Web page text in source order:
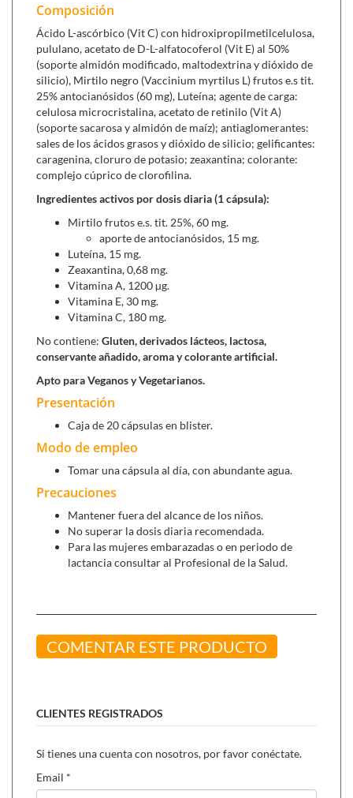
reducción de los dañinos radicales libres. Es un
componente principal del pigmento macular en la
retina.
Vitamina A, es una vitamina liposoluble que activa las
defensas inmunitariasy la producción de la púrpura
retiniana. Favorece y promueve la nutrición, el
crecimiento, la actividad vital de todos los tejidos
orgánicos y en particular los epiteliales, mucosa, ojo,
tejido corneal y otros.
los procesos de envejecimiento y de degeneración
celular causados por los radicales libres. Por otro lado,
un aporte justo de vitamina C puede contribuir a
prevenir la formación de cataratas.
Vitamina E,es uno de los antioxidantes más eficaces
contra los radicales libres, que proliferan por el efecto
de la contaminación, el inadecuado régimen
alimenticio, la acción de los rayos solares, a causa de la
edad... Protege los fotorreceptores de la retina.
Se puede combinar con:
OFTIBRIN® (30 cápsulas),hidratante para sequedad
ocular.
Agua de Eufrasia (10 monodosis),
para las molestias o
Composición
Ácido L-ascórbico (Vit C) con hidroxipropilmetilcelulosa,
pululano, acetato de D-L-alfatocoferol (Vit E) al 50%
(soporte almidón modificado, maltodextrina y dióxido de
silicio), Mirtilo negro (Vaccinium myrtilus L) frutos e.s tit.
25% antocianósidos (60 mg), Luteína; agente de carga:
celulosa microcristalina, acetato de retinilo (Vit A)
(soporte sacarosa y almidón de maíz); antiaglomerantes:
sales de los ácidos grasos y dióxido de silicio; gelificantes:
caragenina, cloruro de potasio; zeaxantina; colorante:
complejo cúprico de clorofilina.
Ingredientes activos por dosis diaria (1 cápsula):
Mirtilo frutos e.s. tit. 25%, 60 mg.
aporte de antocianósidos, 15 mg.
Luteína, 15 mg.
Zeaxantina, 0,68 mg.
Vitamina A, 1200 µg.
Vitamina E, 30 mg.
Vitamina C, 180 mg.
No contiene: Gluten, derivados lácteos, lactosa,
conservante añadido, aroma y colorante artificial.
Apto para Veganos y Vegetarianos.
Presentación
Caja de 20 cápsulas en blister.
Modo de empleo
Tomar una cápsula al día, con abundante agua.
Precauciones
Mantener fuera del alcance de los niños.
No superar la dosis diaria recomendada.
Para las mujeres embarazadas o en periodo de
lactancia consultar al Profesional de la Salud.
COMENTAR ESTE PRODUCTO
CLIENTES REGISTRADOS
Si tienes una cuenta con nosotros, por favor conéctate.
Email *